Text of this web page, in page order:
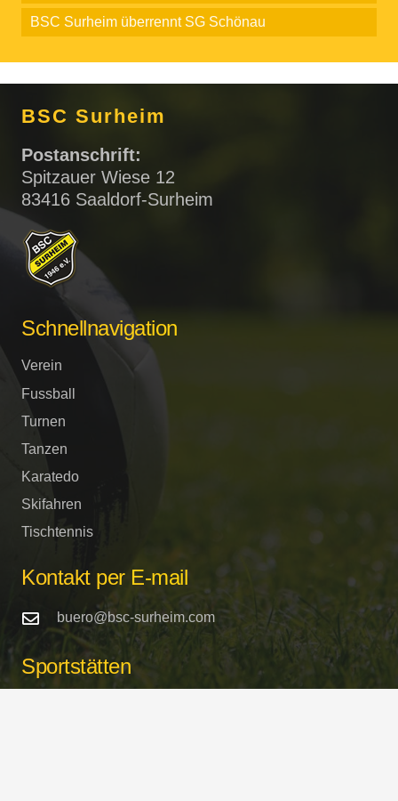
BSC Surheim überrennt SG Schönau
BSC Surheim
Postanschrift:
Spitzauer Wiese 12
83416 Saaldorf-Surheim
Schnellnavigation
Verein
Fussball
Turnen
Tanzen
Karatedo
Skifahren
Tischtennis
Kontakt per E-mail
buero@bsc-surheim.com
Sportstätten